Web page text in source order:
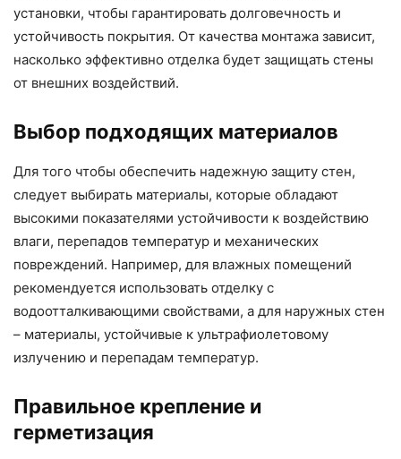
установки, чтобы гарантировать долговечность и
устойчивость покрытия. От качества монтажа зависит,
насколько эффективно отделка будет защищать стены
от внешних воздействий.
Выбор подходящих материалов
Для того чтобы обеспечить надежную защиту стен,
следует выбирать материалы, которые обладают
высокими показателями устойчивости к воздействию
влаги, перепадов температур и механических
повреждений. Например, для влажных помещений
рекомендуется использовать отделку с
водоотталкивающими свойствами, а для наружных стен
– материалы, устойчивые к ультрафиолетовому
излучению и перепадам температур.
Правильное крепление и
герметизация